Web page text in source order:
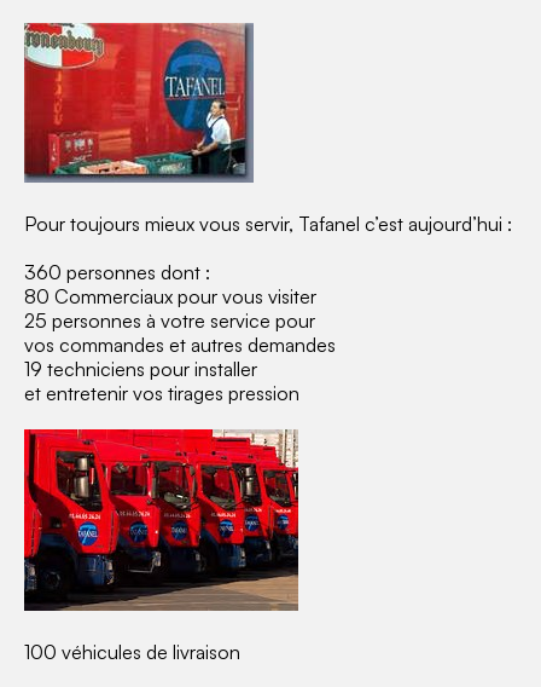
Pour toujours mieux vous servir, Tafanel c’est aujourd’hui :
360 personnes dont :
80 Commerciaux pour vous visiter
25 personnes à votre service pour
vos commandes et autres demandes
19 techniciens pour installer
et entretenir vos tirages pression
100 véhicules de livraison